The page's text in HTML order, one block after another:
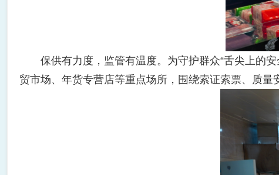
保供有力度，监管有温度。为守护群众“舌尖上的安
贸市场、年货专营店等重点场所，围绕索证索票、质